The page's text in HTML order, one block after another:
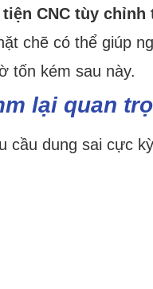
CNC tùy chỉnh
chẽ có thể giúp
tốn kém sau này.
lại quan
cầu dung sai cực